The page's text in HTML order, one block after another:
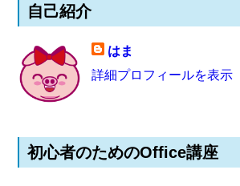
自己紹介
はま
詳細プロフィールを表示
初心者のためのOffice講座